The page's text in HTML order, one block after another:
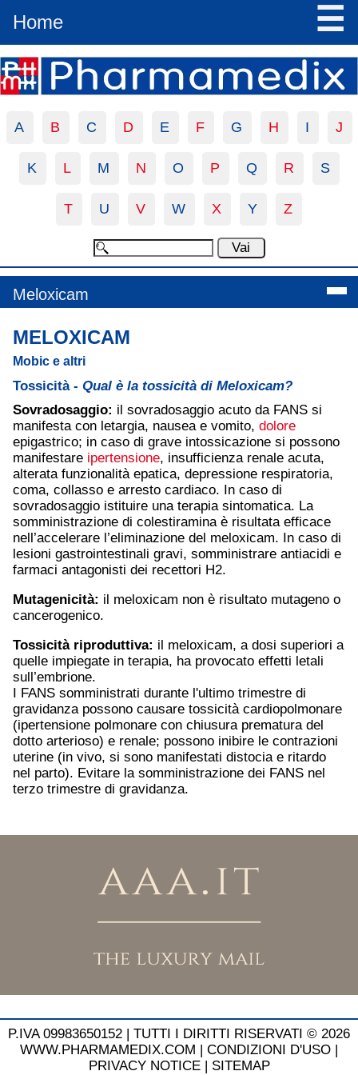
Home ☰
A B C D E F G H I J
K L M N O P Q R S
T U V W X Y Z
Meloxicam
MELOXICAM
Mobic e altri
Tossicità - Qual è la tossicità di Meloxicam?
Sovradosaggio: il sovradosaggio acuto da FANS si
manifesta con letargia, nausea e vomito, dolore
epigastrico; in caso di grave intossicazione si possono
manifestare ipertensione, insufficienza renale acuta,
alterata funzionalità epatica, depressione respiratoria,
coma, collasso e arresto cardiaco. In caso di
sovradosaggio istituire una terapia sintomatica. La
somministrazione di colestiramina è risultata efficace
nell’accelerare l’eliminazione del meloxicam. In caso di
lesioni gastrointestinali gravi, somministrare antiacidi e
farmaci antagonisti dei recettori H2.
Mutagenicità: il meloxicam non è risultato mutageno o
cancerogenico.
Tossicità riproduttiva: il meloxicam, a dosi superiori a
quelle impiegate in terapia, ha provocato effetti letali
sull’embrione.
I FANS somministrati durante l'ultimo trimestre di
gravidanza possono causare tossicità cardiopolmonare
(ipertensione polmonare con chiusura prematura del
dotto arterioso) e renale; possono inibire le contrazioni
uterine (in vivo, si sono manifestati distocia e ritardo
nel parto). Evitare la somministrazione dei FANS nel
terzo trimestre di gravidanza.
P.IVA 09983650152 | TUTTI I DIRITTI RISERVATI © 2026
WWW.PHARMAMEDIX.COM | CONDIZIONI D'USO |
PRIVACY NOTICE| SITEMAP